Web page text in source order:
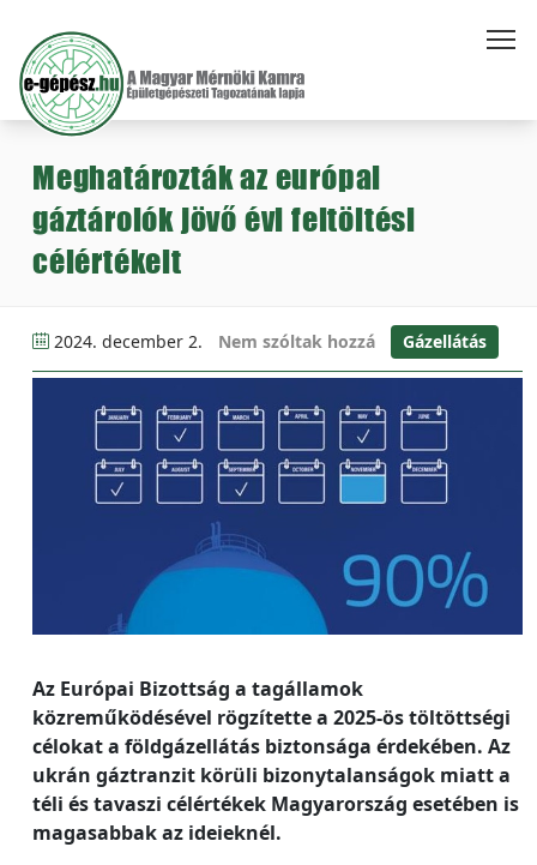
Meghatározták az európai
gáztárolók jövő évi feltöltési
célértékeit
2024. december 2. Nem szóltak hozzá Gázellátás
Az Európai Bizottság a tagállamok
közreműködésével rögzítette a 2025-ös töltöttségi
célokat a földgázellátás biztonsága érdekében. Az
ukrán gáztranzit körüli bizonytalanságok miatt a
téli és tavaszi célértékek Magyarország esetében is
magasabbak az ideieknél.